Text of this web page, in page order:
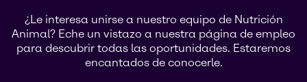
¿Le interesa unirse a nuestro equipo de Nutrición
Animal? Eche un vistazo a nuestra página de empleo
para descubrir todas las oportunidades. Estaremos
encantados de conocerle.